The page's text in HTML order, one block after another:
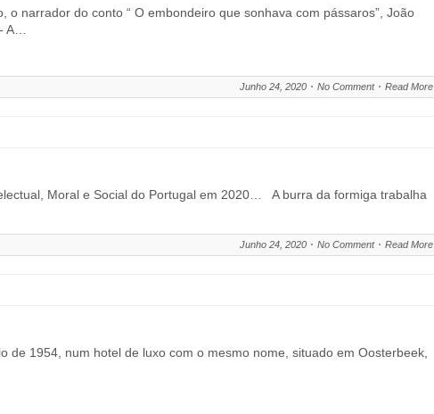
o narrador do conto “ O embondeiro que sonhava com pássaros”, João
A…
Junho 24, 2020 No Comment Read More
Moral e Social do Portugal em 2020… A burra da formiga trabalha
Junho 24, 2020 No Comment Read More
de 1954, num hotel de luxo com o mesmo nome, situado em Oosterbeek,